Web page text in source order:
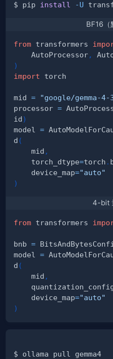
$ pip install -U
BF16（
from transformers
    AutoProcessor
,
)
import
mid =
"google/gemma-
processor =
id)
model =
d (
    mid
,
    torch_dtype
=torch .
    device_map
="auto"
)
4-bit
from transformers
bnb =
model =
d (
    mid
,
    device_map
="auto"
)
$ ollama pull